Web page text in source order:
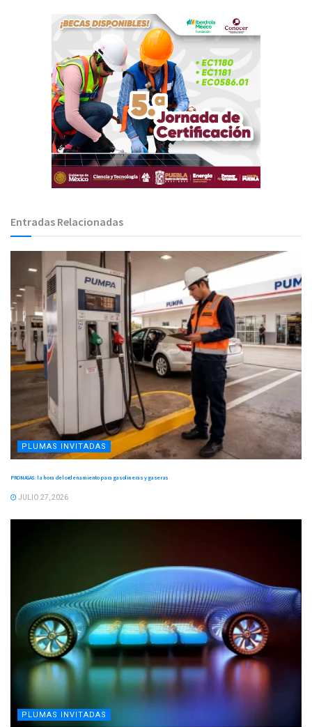
Entradas Relacionadas
PLUMAS INVITADAS
PRONAGAS: la hora del ordenamiento para gasolineras y gaseras
JULIO 27, 2026
PLUMAS INVITADAS